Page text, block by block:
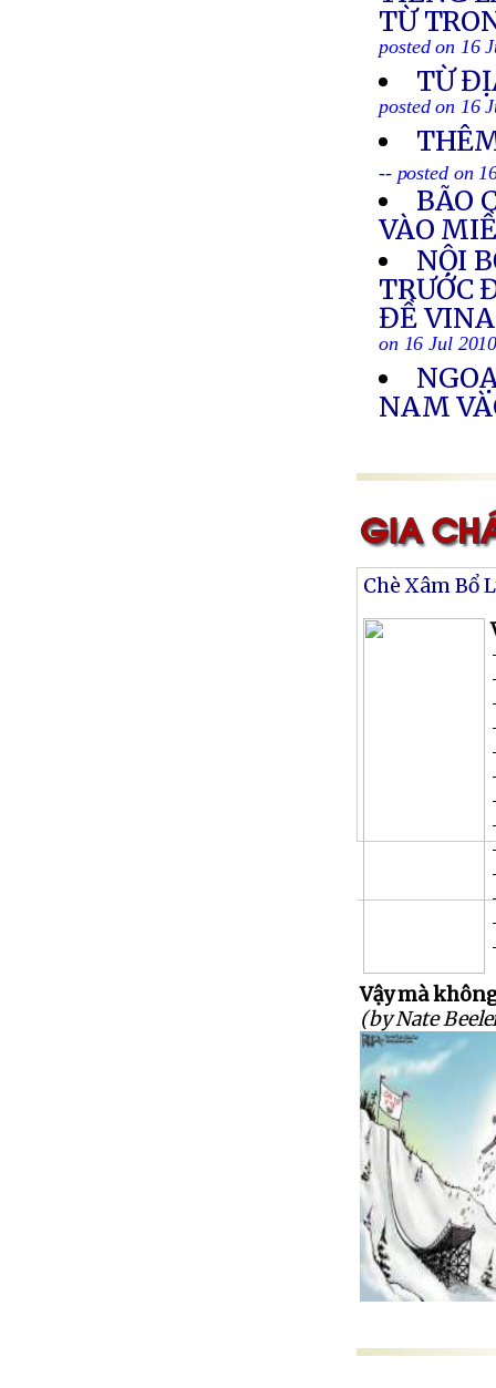
TỪ
posted on 16
TỪ
posted on 16
-- posted on
BÃO
VÀO
NỘI
TRƯỚC
ĐỀ
on 16 Jul
NAM
Chè Xâm Bổ
Vậy mà
(by Nate